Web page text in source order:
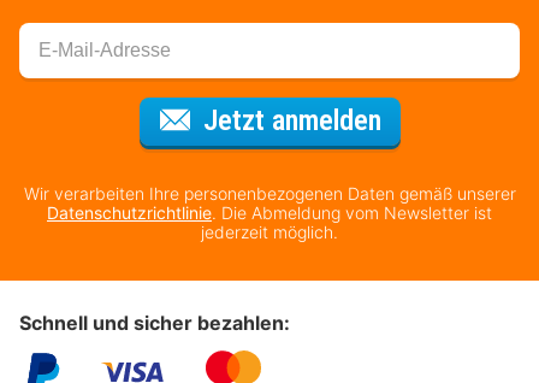
Jetzt anmeldenFür den
Wir verarbeiten Ihre personenbezogenen Daten gemäß unserer
Datenschutzrichtlinie. Die Abmeldung vom Newsletter ist
jederzeit möglich.
Schnell und sicher bezahlen: